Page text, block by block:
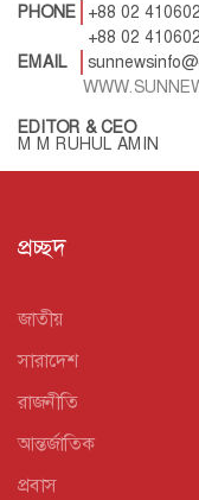
PHONE
+88 02
+88 02
EMAIL
EDITOR & CEO
M M RUHUL AMIN
প্রচ্ছদ
জাতীয়
সারাদেশ
রাজনীতি
আন্তর্জাতিক
প্রবাস